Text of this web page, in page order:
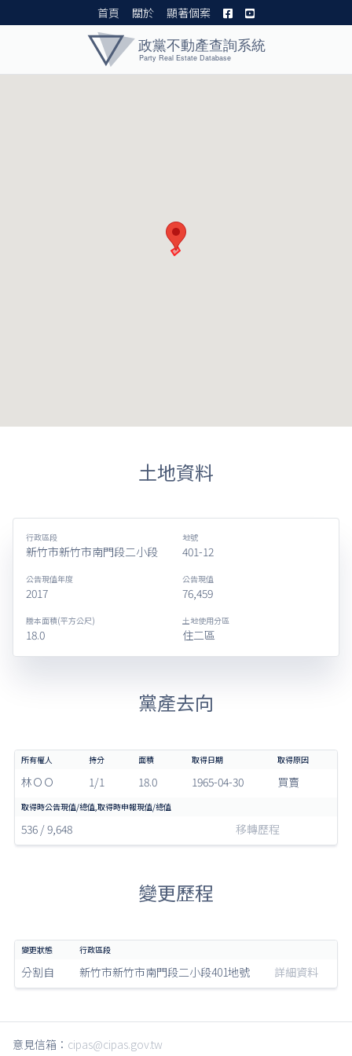
首頁 關於 顯著個案
土地資料
行政區段
新竹市新竹市南門段二小段
地號
401-12
公告現值年度
2017
公告現值
76,459
謄本面積(平方公尺)
18.0
土地使用分區
住二區
黨產去向
林ＯＯ 1/1 18.0 1965-04-30 買賣
536 / 9,648 移轉歷程
變更歷程
分割自 新竹市新竹市南門段二小段401地號 詳細資料
意見信箱： cipas@cipas.gov.tw